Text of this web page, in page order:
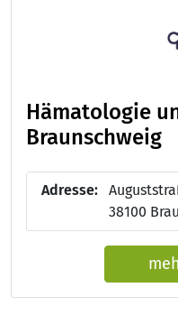
Hämatologie
Braunschweig
Adresse:
38100